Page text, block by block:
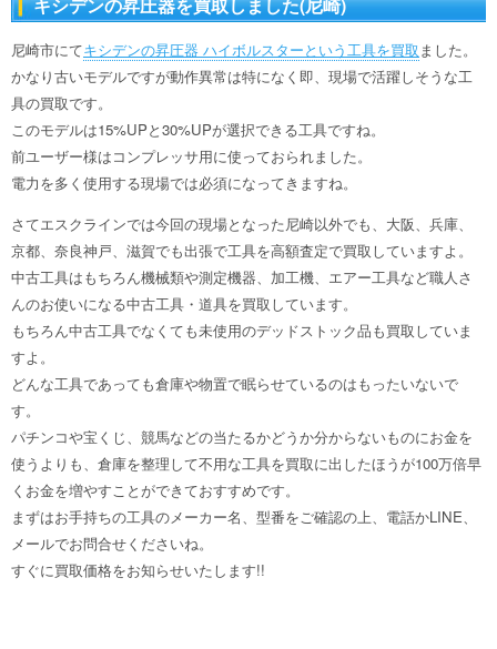
尼崎市にてキシデンの昇圧器 ハイボルスターという工具を買取 ました。
かなり古いモデルですが動作異常は特になく即、現場で活躍しそうな工
具の買取です。
このモデルは15%UPと30%UPが選択できる工具ですね。
前ユーザー様はコンプレッサ用に使っておられました。
電力を多く使用する現場では必須になってきますね。
さてエスクラインでは今回の現場となった尼崎以外でも、大阪、兵庫、
京都、奈良神戸、滋賀でも出張で工具を高額査定で買取していますよ。
中古工具はもちろん機械類や測定機器、加工機、エアー工具など職人さ
んのお使いになる中古工具・道具を買取しています。
もちろん中古工具でなくても未使用のデッドストック品も買取していま
すよ。
どんな工具であっても倉庫や物置で眠らせているのはもったいないで
す。
パチンコや宝くじ、競馬などの当たるかどうか分からないものにお金を
使うよりも、倉庫を整理して不用な工具を買取に出したほうが100万倍早
くお金を増やすことができておすすめです。
まずはお手持ちの工具のメーカー名、型番をご確認の上、電話かLINE、
メールでお問合せくださいね。
すぐに買取価格をお知らせいたします!!